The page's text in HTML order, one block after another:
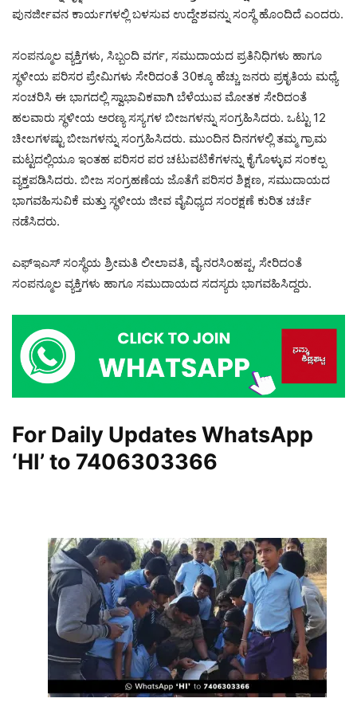
ಪುನರ್ಜೀವನ ಕಾರ್ಯಗಳಲ್ಲಿ ಬಳಸುವ ಉದ್ದೇಶವನ್ನು ಸಂಸ್ಥೆ ಹೊಂದಿದೆ ಎಂದರು.
ಸಂಪನ್ಮೂಲ ವ್ಯಕ್ತಿಗಳು, ಸಿಬ್ಬಂದಿ ವರ್ಗ, ಸಮುದಾಯದ ಪ್ರತಿನಿಧಿಗಳು ಹಾಗೂ
ಸ್ಥಳೀಯ ಪರಿಸರ ಪ್ರೇಮಿಗಳು ಸೇರಿದಂತೆ 30ಕ್ಕೂ ಹೆಚ್ಚು ಜನರು ಪ್ರಕೃತಿಯ ಮಧ್ಯೆ
ಸಂಚರಿಸಿ ಈ ಭಾಗದಲ್ಲಿ ಸ್ವಾಭಾವಿಕವಾಗಿ ಬೆಳೆಯುವ ಮೋತಕ ಸೇರಿದಂತೆ
ಹಲವಾರು ಸ್ಥಳೀಯ ಅರಣ್ಯ ಸಸ್ಯಗಳ ಬೀಜಗಳನ್ನು ಸಂಗ್ರಹಿಸಿದರು. ಒಟ್ಟು 12
ಚೀಲಗಳಷ್ಟು ಬೀಜಗಳನ್ನು ಸಂಗ್ರಹಿಸಿದರು. ಮುಂದಿನ ದಿನಗಳಲ್ಲಿ ತಮ್ಮ ಗ್ರಾಮ
ಮಟ್ಟದಲ್ಲಿಯೂ ಇಂತಹ ಪರಿಸರ ಪರ ಚಟುವಟಿಕೆಗಳನ್ನು ಕೈಗೊಳ್ಳುವ ಸಂಕಲ್ಪ
ವ್ಯಕ್ತಪಡಿಸಿದರು. ಬೀಜ ಸಂಗ್ರಹಣೆಯ ಜೊತೆಗೆ ಪರಿಸರ ಶಿಕ್ಷಣ, ಸಮುದಾಯದ
ಭಾಗವಹಿಸುವಿಕೆ ಮತ್ತು ಸ್ಥಳೀಯ ಜೀವ ವೈವಿಧ್ಯದ ಸಂರಕ್ಷಣೆ ಕುರಿತ ಚರ್ಚೆ
ನಡೆಸಿದರು.
ಎಫ್‌ಇಎಸ್ ಸಂಸ್ಥೆಯ ಶ್ರೀಮತಿ ಲೀಲಾವತಿ, ವೈ.ನರಸಿಂಹಪ್ಪ, ಸೇರಿದಂತೆ
ಸಂಪನ್ಮೂಲ ವ್ಯಕ್ತಿಗಳು ಹಾಗೂ ಸಮುದಾಯದ ಸದಸ್ಯರು ಭಾಗವಹಿಸಿದ್ದರು.
For Daily Updates WhatsApp
‘HI’ to 7406303366